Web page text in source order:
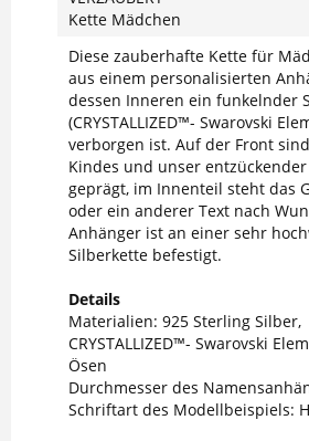
Kette Mädchen
Diese zauberhafte Kette für
aus einem personalisierten
dessen Inneren ein funkelnder
(CRYSTALLIZED™- Swarovski
verborgen ist. Auf der Front
Kindes und unser
geprägt, im Innenteil steht das
oder ein anderer Text nach
Anhänger ist an einer sehr
Silberkette befestigt.
Details
Materialien: 925 Sterling Silber,
CRYSTALLIZED™- Swarovski
Ösen
Durchmesser des
Schriftart des Modellbeispiels: